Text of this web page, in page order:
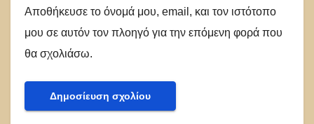
Αποθήκευσε το όνομά μου, email, και τον ιστότοπο
μου σε αυτόν τον πλοηγό για την επόμενη φορά που
θα σχολιάσω.